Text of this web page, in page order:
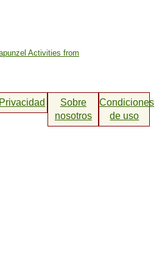
Activities from
Privacidad
Sobre
nosotros
Condiciones
de uso